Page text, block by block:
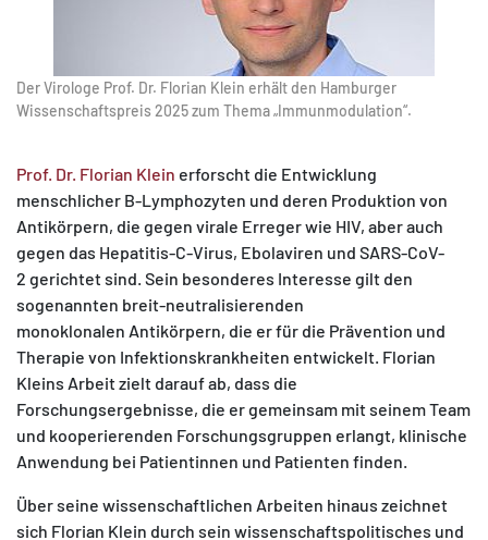
Der Virologe Prof. Dr. Florian Klein erhält den Hamburger
Wissenschaftspreis 2025 zum Thema „Immunmodulation“.
Prof. Dr. Florian Klein erforscht die Entwicklung
menschlicher B-Lymphozyten und deren Produktion von
Antikörpern, die gegen virale Erreger wie HIV, aber auch
gegen das Hepatitis-C-Virus, Ebolaviren und SARS-CoV-
2 gerichtet sind. Sein besonderes Interesse gilt den
sogenannten breit-neutralisierenden
monoklonalen Antikörpern, die er für die Prävention und
Therapie von Infektionskrankheiten entwickelt. Florian
Kleins Arbeit zielt darauf ab, dass die
Forschungsergebnisse, die er gemeinsam mit seinem Team
und kooperierenden Forschungsgruppen erlangt, klinische
Anwendung bei Patientinnen und Patienten finden.
Über seine wissenschaftlichen Arbeiten hinaus zeichnet
sich Florian Klein durch sein wissenschaftspolitisches und